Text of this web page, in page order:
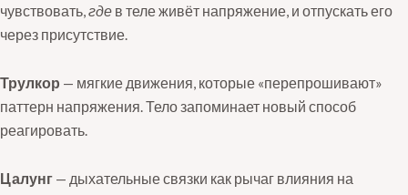
чувствовать,где в теле живёт напряжение, и отпускать его
через присутствие.
Трулкор — мягкие движения, которые «перепрошивают»
паттерн напряжения. Тело запоминает новый способ
реагировать.
Цалунг — дыхательные связки как рычаг влияния на